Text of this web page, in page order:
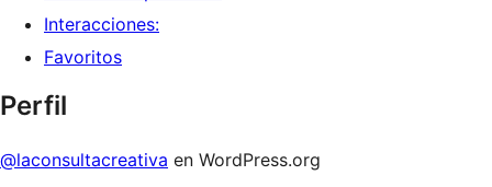
Interacciones:
Favoritos
Perfil
@laconsultacreativa en WordPress.org